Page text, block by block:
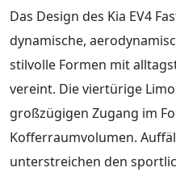
Das Design des Kia EV4
dynamische,
stilvolle Formen mit
vereint. Die viertürige
großzügigen Zugang im
Kofferraumvolumen.
unterstreichen den